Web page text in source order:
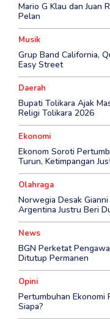
Mario G Klau dan Juan
Pelan
Musik
Grup Band California,
Easy Street
Daerah
Bupati Tolikara Ajak
Religi Tolikara 2026
Ekonomi
Ekonom Soroti
Turun, Ketimpangan
Olahraga
Norwegia Desak
Argentina Justru Beri
News
BGN Perketat
Ditutup Permanen
Opini
Pertumbuhan Ekonomi
Siapa?